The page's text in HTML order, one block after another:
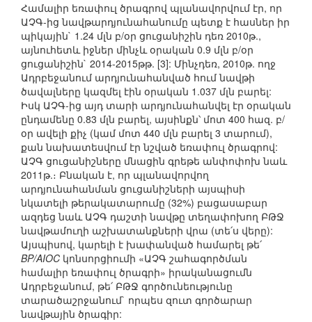
Համալիր եռափուլ ծրագրով պլանավորվում էր, որ
ԱՉԳ-ից նավթարդյունահանումը պետք է հասներ իր
պիկային` 1.24 մլն բ/օր ցուցանիշին դեռ 2010թ.,
այնուհետև իջներ մինչև օրական 0.9 մլն բ/օր
ցուցանիշին` 2014-2015թթ. [3]: Մինչդեռ, 2010թ. ողջ
Ադրբեջանում արդյունահանված հում նավթի
ծավալները կազմել էին օրական 1.037 մլն բարել:
Իսկ ԱՉԳ-ից այդ տարի արդյունահանվել էր օրական
ընդամենը 0.83 մլն բարել, այսինքն՝ մոտ 400 հազ. բ/
օր ավելի քիչ (կամ մոտ 440 մլն բարել 3 տարում),
քան նախատեսվում էր նշված եռափուլ ծրագրով:
ԱՉԳ ցուցանիշները մնացին գրեթե անփոփոխ նաև
2011թ.։ Բնական է, որ պլանավորվող
արդյունահանման ցուցանիշների այսպիսի
նկատելի թերակատարումը (32%) բացասաբար
ազդեց նաև ԱՉԳ դաշտի նավթը տեղափոխող ԲԹՋ
նավթամուղի աշխատանքների վրա (տե՛ս վերը):
Այսպիսով, կարելի է խափանված համարել թե՛
BP/AIOC կոնսորցիումի «ԱՉԳ շահագործման
համալիր եռափուլ ծրագրի» իրականացումն
Ադրբեջանում, թե՛ ԲԹՋ գործունեությունը
տարածաշրջանում` որպես զուտ գործարար
նավթային ծրագիր: